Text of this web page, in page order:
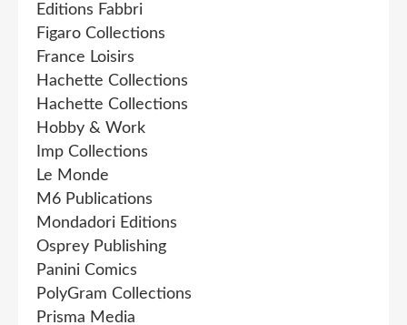
Editions Fabbri
Figaro Collections
France Loisirs
Hachette Collections
Hachette Collections
Hobby & Work
Imp Collections
Le Monde
M6 Publications
Mondadori Editions
Osprey Publishing
Panini Comics
PolyGram Collections
Prisma Media